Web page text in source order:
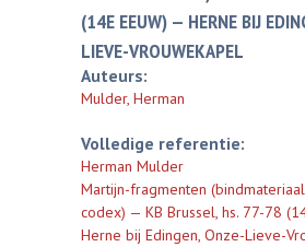
(14E EEUW) — HERNE BIJ
LIEVE-VROUWEKAPEL
Auteurs:
Mulder, Herman
Volledige referentie:
Herman Mulder
Martijn-fragmenten
codex) — KB Brussel, hs. 77-78
Herne bij Edingen, Onze-Lieve-